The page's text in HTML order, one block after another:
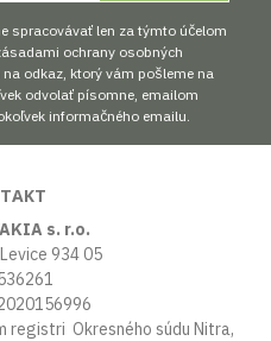
spracovávať len za týmto účelom
ochrany osobných
odkaz, ktorý vám pošleme na
odvolať písomne, emailom
informačného emailu.
s. r.o.
934 05
registri Okresného súdu Nitra,